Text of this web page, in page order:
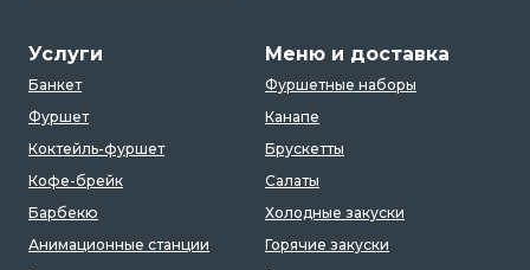
Услуги
Банкет
Фуршет
Коктейль-фуршет
Кофе-брейк
Барбекю
Анимационные станции
Меню и доставка
Фуршетные наборы
Канапе
Брускетты
Салаты
Холодные закуски
Горячие закуски